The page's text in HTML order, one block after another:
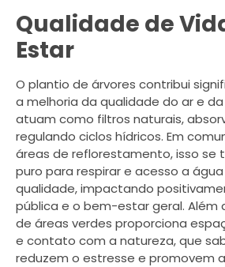
Qualidade de
Estar
O plantio de árvores contribui
a melhoria da qualidade do ar e
atuam como filtros naturais,
regulando ciclos hídricos. Em
áreas de reflorestamento, isso se
puro para respirar e acesso a
qualidade, impactando
pública e o bem-estar geral. Além
de áreas verdes proporciona
e contato com a natureza, que
reduzem o estresse e promovem